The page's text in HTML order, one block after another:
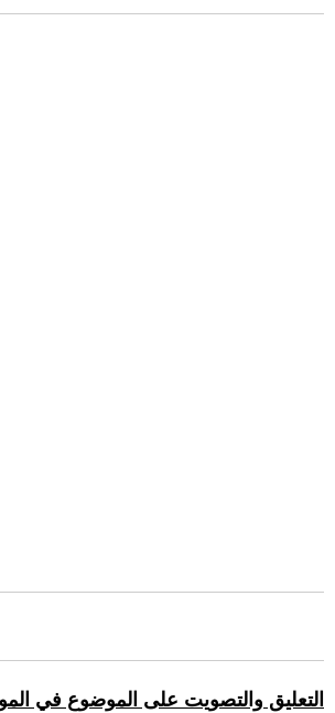
التعليق والتصويت على الموضوع في